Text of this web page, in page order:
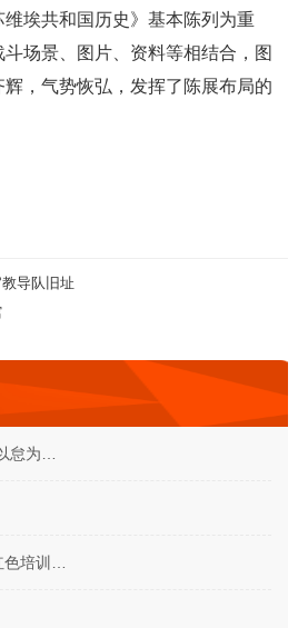
埃共和国历史》基本陈列为重
场景、图片、资料等相结合，图
，气势恢弘，发挥了陈展布局的
导队旧址
怠为…
培训…